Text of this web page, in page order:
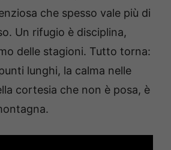
che spesso vale più di
Un rifugio è disciplina,
delle stagioni. Tutto torna:
lunghi, la calma nelle
cortesia che non è posa, è